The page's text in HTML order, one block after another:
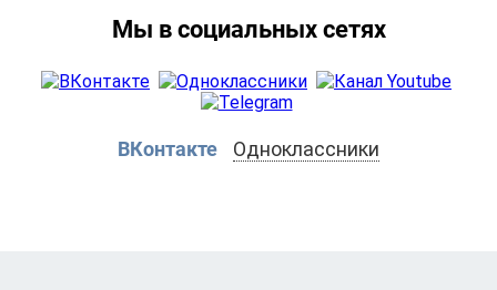
Мы в социальных сетях
ВКонтакте Одноклассники